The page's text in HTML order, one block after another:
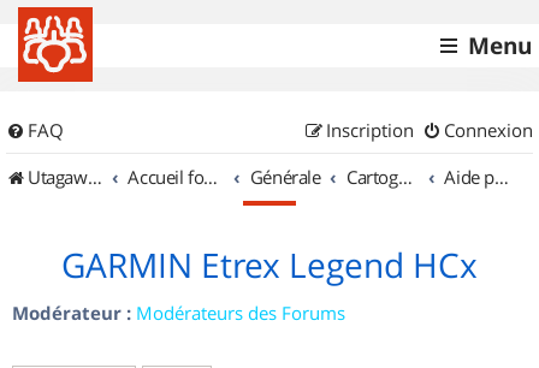
Menu
FAQ Connexion
Inscription
UtagawaVTT (Randos VTT et VTTAE avec traces GPS)
Accueil forum Générale Cartographie et GPS Aide pour l'achat d'un GPS
GARMIN Etrex Legend HCx
Modérateur : Modérateurs des Forums